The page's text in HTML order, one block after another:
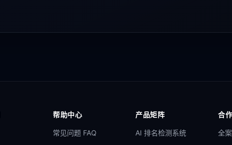
帮助中心
常见问题 FAQ
产品矩阵
AI 排名检测系统
合
全